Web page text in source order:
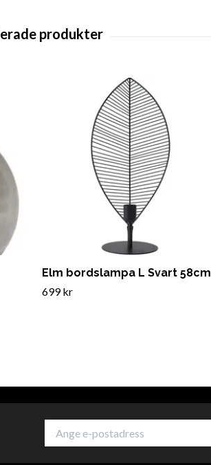
Elm bordslampa L Svart 58cm
699 kr